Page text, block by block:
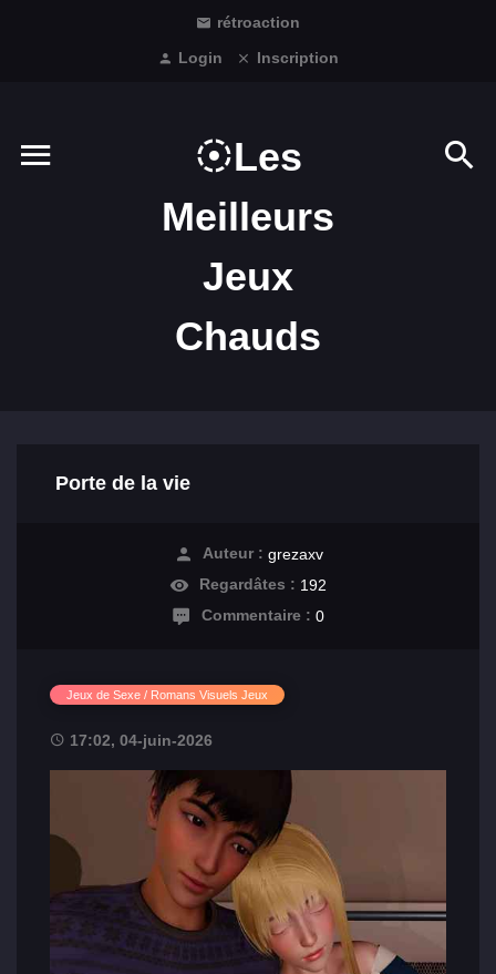
rétroaction
Login
Inscription
Les
Meilleurs
Jeux
Chauds
Porte de la vie
Auteur : grezaxv
Regardâtes : 192
Commentaire : 0
Jeux de Sexe / Romans Visuels Jeux
17:02, 04-juin-2026